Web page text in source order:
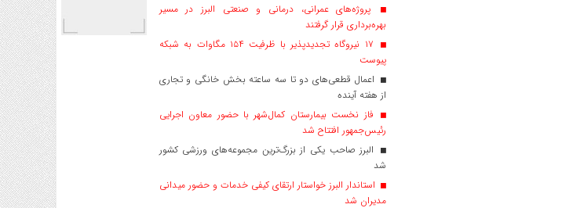
پروژه‌های عمرانی، درمانی و صنعتی البرز در مسیر
بهره‌برداری قرار گرفتند
۱۷ نیروگاه تجدیدپذیر با ظرفیت ۱۵۴ مگاوات به شبکه
پیوست
اعمال قطعی‌های دو تا سه ساعته بخش خانگی و تجاری
از هفته آینده
فاز نخست بیمارستان کمال‌شهر با حضور معاون اجرایی
رئیس‌جمهور افتتاح شد
البرز صاحب یکی از بزرگ‌ترین مجموعه‌های ورزشی کشور
شد
استاندار البرز خواستار ارتقای کیفی خدمات و حضور میدانی
مدیران شد